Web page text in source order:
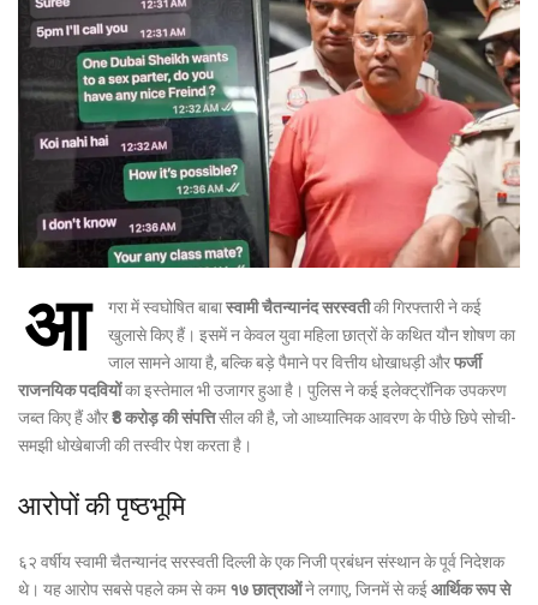
आ गरा में स्वघोषित बाबास्वामी चैतन्यानंद सरस्वतीकी गिरफ्तारी ने कई
खुलासे किए हैं। इसमें न केवल युवा महिला छात्रों के कथित यौन शोषण का
जाल सामने आया है, बल्कि बड़े पैमाने पर वित्तीय धोखाधड़ी औरफर्जी
राजनयिक पदवियोंका इस्तेमाल भी उजागर हुआ है। पुलिस ने कई इलेक्ट्रॉनिक उपकरण
जब्त किए हैं और₹8 करोड़ की संपत्तिसील की है, जो आध्यात्मिक आवरण के पीछे छिपे सोची-
समझी धोखेबाजी की तस्वीर पेश करता है।
आरोपों की पृष्ठभूमि
६२ वर्षीय स्वामी चैतन्यानंद सरस्वती दिल्ली के एक निजी प्रबंधन संस्थान के पूर्व निदेशक
थे। यह आरोप सबसे पहले कम से कम१७ छात्राओंने लगाए, जिनमें से कईआर्थिक रूप से